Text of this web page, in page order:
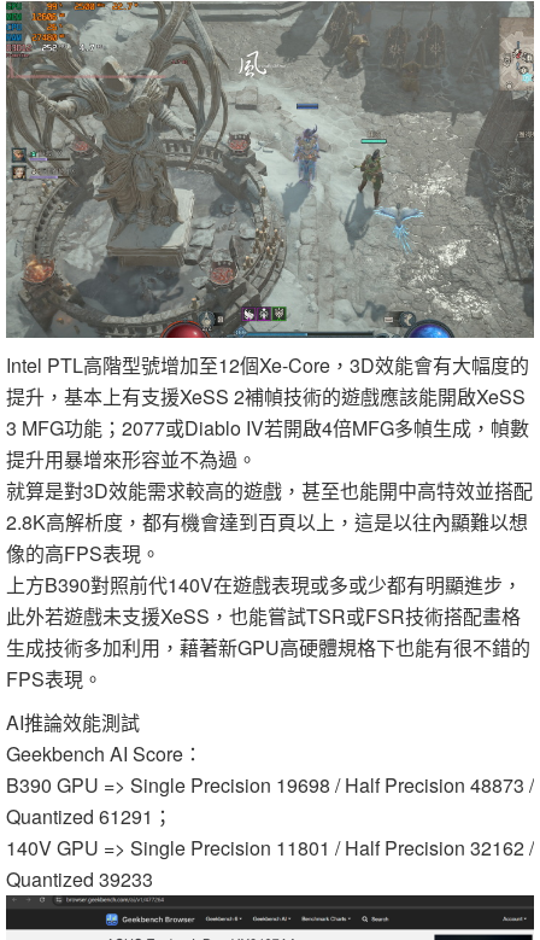
Intel PTL高階型號增加至12個Xe-Core，3D效能會有大幅度的
提升，基本上有支援XeSS 2補幀技術的遊戲應該能開啟XeSS
3 MFG功能；2077或Diablo IV若開啟4倍MFG多幀生成，幀數
提升用暴增來形容並不為過。
就算是對3D效能需求較高的遊戲，甚至也能開中高特效並搭配
2.8K高解析度，都有機會達到百頁以上，這是以往內顯難以想
像的高FPS表現。
上方B390對照前代140V在遊戲表現或多或少都有明顯進步，
此外若遊戲未支援XeSS，也能嘗試TSR或FSR技術搭配畫格
生成技術多加利用，藉著新GPU高硬體規格下也能有很不錯的
FPS表現。
AI推論效能測試
Geekbench AI Score：
B390 GPU => Single Precision 19698 / Half Precision 48873 /
Quantized 61291；
140V GPU => Single Precision 11801 / Half Precision 32162 /
Quantized 39233